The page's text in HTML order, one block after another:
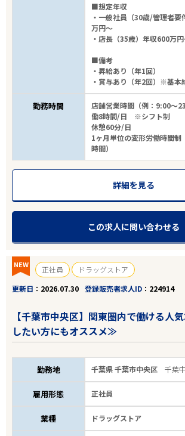
■想定年収
・一般社員（30歳/管理者
万円～
・店長（35歳）年収600万
■備考
・昇給あり（年1回）
・賞与あり（年2回）※基本
勤務時間
店舗営業時間（例：9:00～
働8時間/日 ※シフト制
休憩60分/日
1ヶ月単位の変形労働時間制
時間）
詳細を見る
この求人に問い合わせる
NEW 正社員
ドラッグストア
更新日
2026.07.30 登録販売者求人ID 224914
【千葉市中央区】関東圏内で働ける
したい方にもオススメ≫
勤務地 千葉県 千葉市中央区千葉
雇用形態 正社員
業種 ドラッグストア